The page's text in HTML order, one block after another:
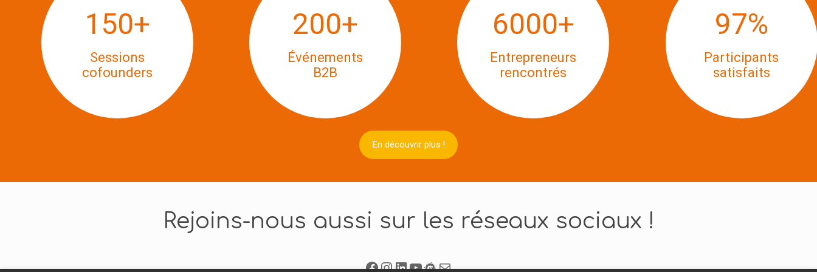
150+
Sessions
cofounders
200+
Événements
B2B
6000+
Entrepreneurs
rencontrés
97%
Participants
satisfaits
En découvrir plus !
Rejoins-nous aussi sur les réseaux sociaux !
Facebook
Instagram
LinkedIn
YouTube
Meetup
Newsletter